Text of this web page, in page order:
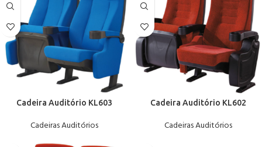
Cadeira Auditório KL603
Cadeiras Auditórios
Cadeira Auditório KL602
Cadeiras Auditórios